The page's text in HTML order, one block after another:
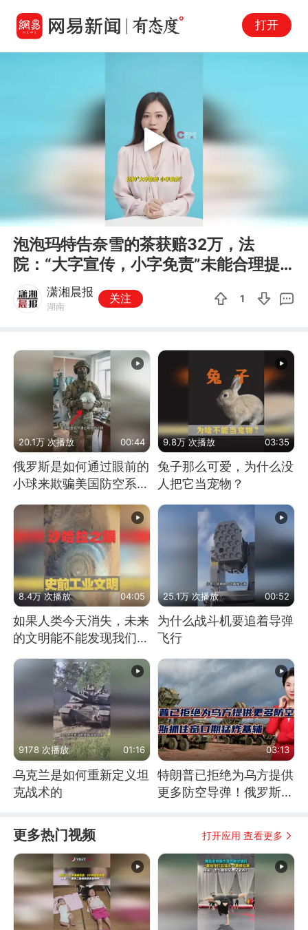
打开
00:00 00:25
Play
泡泡玛特告奈雪的茶获赔32万，法
院：“大字宣传，小字免责”未能合理提
醒消费者
潇湘晨报
湖南
关注 1
20.1万 次播放 00:44
俄罗斯是如何通过眼前的
小球来欺骗美国防空系统
的
9.8万 次播放 03:35
兔子那么可爱，为什么没
人把它当宠物？
8.4万 次播放 04:05
如果人类今天消失，未来
的文明能不能发现我们存
25.1万 次播放 00:52
为什么战斗机要追着导弹
飞行
9178 次播放 01:16
乌克兰是如何重新定义坦
克战术的
03:13
特朗普已拒绝为乌方提供
更多防空导弹！俄罗斯抓
更多热门视频 打开应用 查看更多